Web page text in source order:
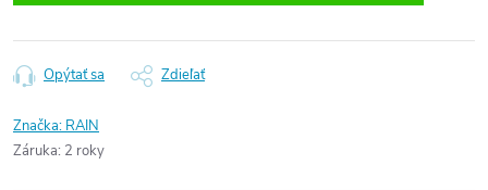
Opýtať sa Zdieľať
Značka: RAIN
Záruka: 2 roky